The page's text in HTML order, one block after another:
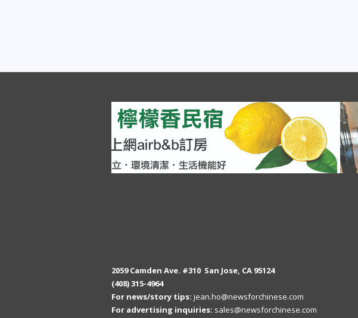
2059 Camden Ave. #310 San Jose, CA 95124
(408) 315-4964
For news/story tips: jean.ho@newsforchinese.com
For advertising inquiries: sales@newsforchinese.com